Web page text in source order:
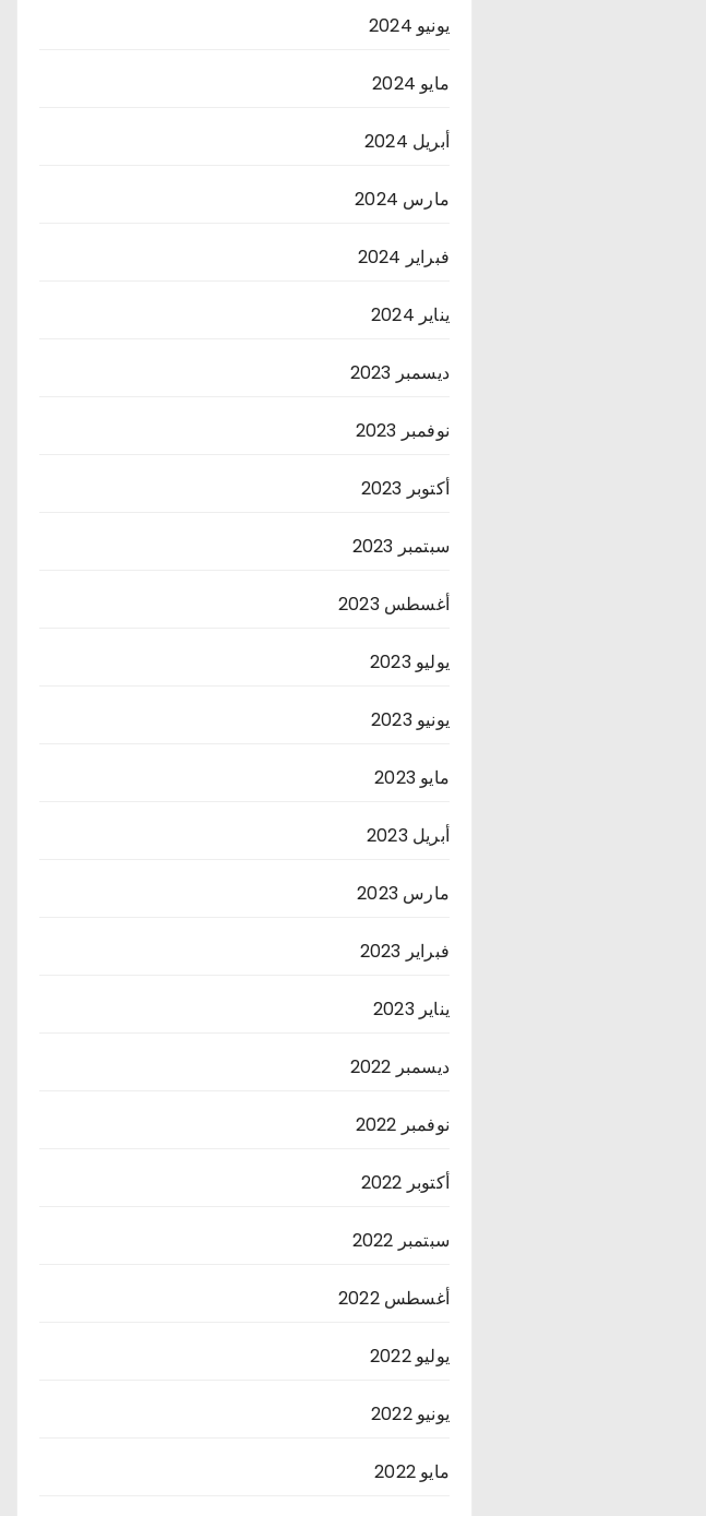
يونيو 2024
مايو 2024
أبريل 2024
مارس 2024
فبراير 2024
يناير 2024
ديسمبر 2023
نوفمبر 2023
أكتوبر 2023
سبتمبر 2023
أغسطس 2023
يوليو 2023
يونيو 2023
مايو 2023
أبريل 2023
مارس 2023
فبراير 2023
يناير 2023
ديسمبر 2022
نوفمبر 2022
أكتوبر 2022
سبتمبر 2022
أغسطس 2022
يوليو 2022
يونيو 2022
مايو 2022